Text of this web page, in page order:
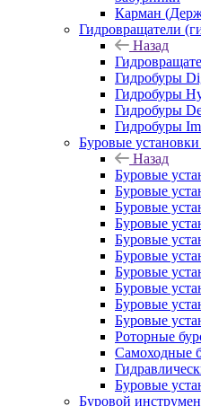
Карман
Гидровращатели
Назад
Гидробуры
Гидробуры
Гидробуры
Гидробуры
Буровые установки
Назад
Буровые
Буровые
Буровые
Буровые
Буровые
Буровые
Буровые
Буровые
Буровые
Буровые
Роторные
Самоходные
Буровые
Буровой